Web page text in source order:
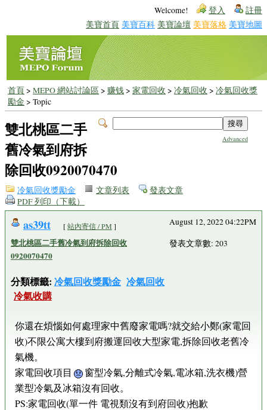
Welcome! 登入 註冊
美寶首頁 美寶百科 美寶論壇 美寶落格 美寶地圖
首頁> MEPO 網站討論區> 赚钱> 家電回收 > 冷氣回收 > 冷氣回收獎
勵金 > Topic
Advanced
雙北桃區二手
舊冷氣到府拆
除回收0920070470
冷氣回收獎勵金 文章列表
發表文章
PDF 列印（下載）
as39tt [站內寄信 / PM ]
雙北桃區二手舊冷氣到府拆除回收
0920070470
分類標籤: 冷氣回收獎勵金 冷氣回收
冷氣收購
August 12, 2022 04:22PM
發表文章數: 203
你還在煩惱如何處理家中舊廢家電嗎?就交給小鄭(家電回
收)不限公寓大樓到府搬運回收大型家電,拆除回收老舊冷
氣機。
家電回收項目
窗型冷氣,分離式冷氣,電冰箱,洗衣機)營
業型冷氣及冰箱沒有回收。
PS:家電回收(單一件 電視類沒有到府回收)抱歉